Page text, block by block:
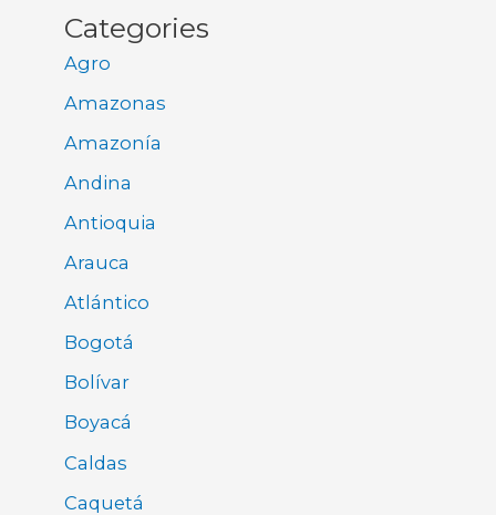
Categories
Agro
Amazonas
Amazonía
Andina
Antioquia
Arauca
Atlántico
Bogotá
Bolívar
Boyacá
Caldas
Caquetá